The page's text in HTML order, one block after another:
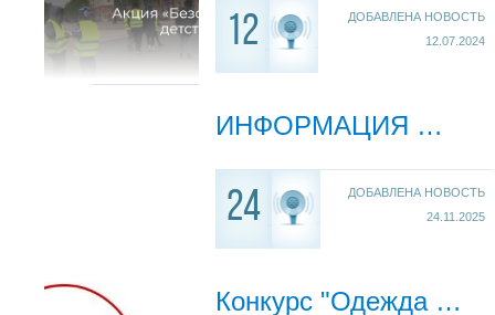
12
ДОБАВЛЕНА НОВОСТЬ
12.07.2024
ИНФОРМАЦИЯ О ВСЕРОССИЙСКОМ ПРАВОВОМ (ЮРИДИЧЕСКОМ) ДИКТАНТЕ
24
ДОБАВЛЕНА НОВОСТЬ
24.11.2025
Конкурс "Одежда сцены"